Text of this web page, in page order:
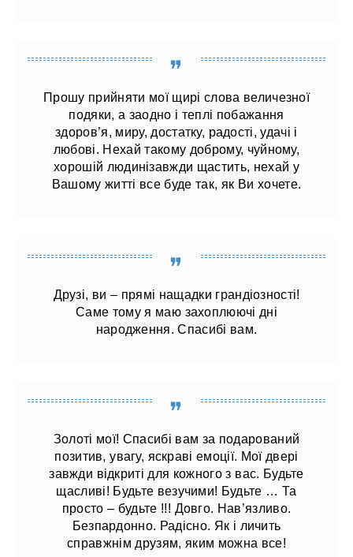
Прошу прийняти мої щирі слова величезної
подяки, а заодно і теплі побажання
здоров’я, миру, достатку, радості, удачі і
любові. Нехай такому доброму, чуйному,
хорошій людинізавжди щастить, нехай у
Вашому житті все буде так, як Ви хочете.
Друзі, ви – прямі нащадки грандіозності!
Саме тому я маю захоплюючі дні
народження. Спасибі вам.
Золоті мої! Спасибі вам за подарований
позитив, увагу, яскраві емоції. Мої двері
завжди відкриті для кожного з вас. Будьте
щасливі! Будьте везучими! Будьте … Та
просто – будьте !!! Довго. Нав’язливо.
Безпардонно. Радісно. Як і личить
справжнім друзям, яким можна все!